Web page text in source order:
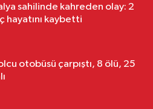
sahilinde kahreden olay: 2
hayatını kaybetti
otobüsü çarpıştı, 8 ölü, 25